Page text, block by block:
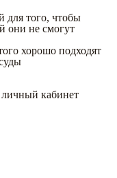
для того, чтобы
они не смогут
хорошо подходят
личный кабинет